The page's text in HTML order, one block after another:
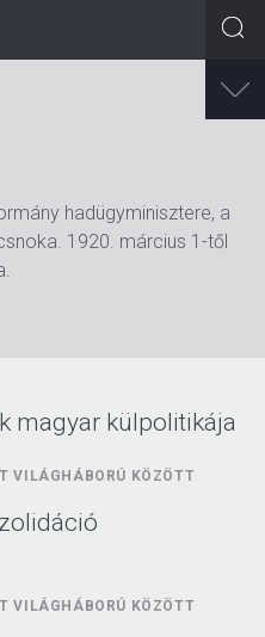
hadügyminisztere, a
1920. március 1-től
magyar külpolitikája
VILÁGHÁBORÚ KÖZÖTT
VILÁGHÁBORÚ KÖZÖTT